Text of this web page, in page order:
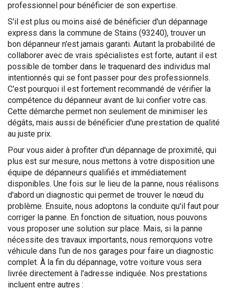
professionnel pour bénéficier de son expertise.
S'il est plus ou moins aisé de bénéficier d'un dépannage
express dans la commune de Stains (93240), trouver un
bon dépanneur n'est jamais garanti. Autant la probabilité de
collaborer avec de vrais spécialistes est forte, autant il est
possible de tomber dans le traquenard des individus mal
intentionnés qui se font passer pour des professionnels.
C'est pourquoi il est fortement recommandé de vérifier la
compétence du dépanneur avant de lui confier votre cas.
Cette démarche permet non seulement de minimiser les
dégâts, mais aussi de bénéficier d'une prestation de qualité
au juste prix.
Pour vous aider à profiter d'un dépannage de proximité, qui
plus est sur mesure, nous mettons à votre disposition une
équipe de dépanneurs qualifiés et immédiatement
disponibles. Une fois sur le lieu de la panne, nous réalisons
d'abord un diagnostic qui permet de trouver le nœud du
problème. Ensuite, nous adoptons la conduite qu'il faut pour
corriger la panne. En fonction de situation, nous pouvons
vous proposer une solution sur place. Mais, si la panne
nécessite des travaux importants, nous remorquons votre
véhicule dans l'un de nos garages pour faire un diagnostic
complet. À la fin du dépannage, votre voiture vous sera
livrée directement à l'adresse indiquée. Nos prestations
incluent entre autres :